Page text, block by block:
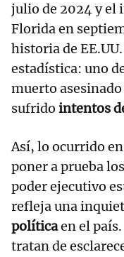
julio de 2024 y el
Florida en
historia de
estadística: uno
muerto
sufrido intentos
Así, lo ocurrido
poner a prueba los
poder ejecutivo
refleja una
políticaen el
tratan de